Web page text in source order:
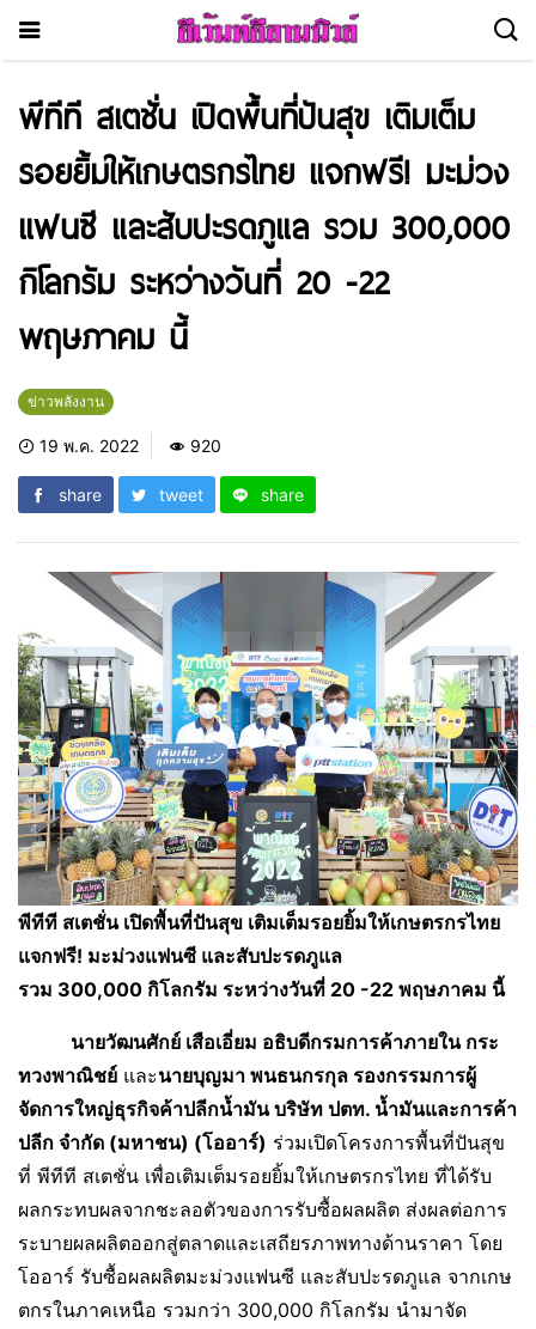
พีทีที สเตชั่น เปิดพื้นที่ปันสุข เติมเต็ม
รอยยิ้มให้เกษตรกรไทย แจกฟรี! มะม่วง
แฟนซี และสับปะรดภูแล รวม 300,000
กิโลกรัม ระหว่างวันที่ 20 -22
พฤษภาคม นี้
ข่าวพลังงาน
19 พ.ค. 2022 920
share tweet share
พีทีที สเตชั่น เปิดพื้นที่ปันสุข เติมเต็มรอยยิ้มให้เกษตรกรไทย
แจกฟรี! มะม่วงแฟนซี และสับปะรดภูแล
รวม 300,000 กิโลกรัม ระหว่างวันที่ 20 -22 พฤษภาคม นี้
นายวัฒนศักย์ เสือเอี่ยม อธิบดีกรมการค้าภายใน กระ
ทวงพาณิชย์ และนายบุญมา พนธนกรกุล รองกรรมการผู้
จัดการใหญ่ธุรกิจค้าปลีกน้ำมัน บริษัท ปตท. น้ำมันและการค้า
ปลีก จำกัด (มหาชน) (โออาร์) ร่วมเปิดโครงการพื้นที่ปันสุข
ที่ พีทีที สเตชั่น เพื่อเติมเต็มรอยยิ้มให้เกษตรกรไทย ที่ได้รับ
ผลกระทบผลจากชะลอตัวของการรับซื้อผลผลิต ส่งผลต่อการ
ระบายผลผลิตออกสู่ตลาดและเสถียรภาพทางด้านราคา โดย
โออาร์ รับซื้อผลผลิตมะม่วงแฟนซี และสับปะรดภูแล จากเกษ
ตกรในภาคเหนือ รวมกว่า 300,000 กิโลกรัม นำมาจัด